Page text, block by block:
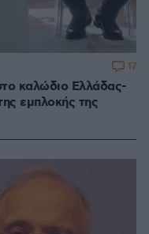
καλώδιο Ελλάδας-
εμπλοκής της
17